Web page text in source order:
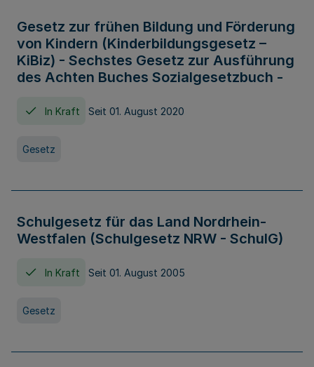
Gesetz zur frühen Bildung und Förderung
von Kindern (Kinderbildungsgesetz –
KiBiz) - Sechstes Gesetz zur Ausführung
des Achten Buches Sozialgesetzbuch -
In Kraft Seit 01. August 2020
Gesetz
Schulgesetz für das Land Nordrhein-
Westfalen (Schulgesetz NRW - SchulG)
In Kraft Seit 01. August 2005
Gesetz